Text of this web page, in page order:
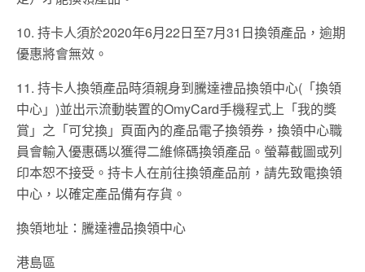
10. 持卡人須於2020年6月22日至7月31日換領產品，逾期
優惠將會無效。
11. 持卡人換領產品時須親身到騰達禮品換領中心(「換領
中心」)並出示流動裝置的OmyCard手機程式上「我的獎
賞」之「可兌換」頁面內的產品電子換領券，換領中心職
員會輸入優惠碼以獲得二維條碼換領產品。螢幕截圖或列
印本恕不接受。持卡人在前往換領產品前，請先致電換領
中心，以確定產品備有存貨。
換領地址：騰達禮品換領中心
港島區